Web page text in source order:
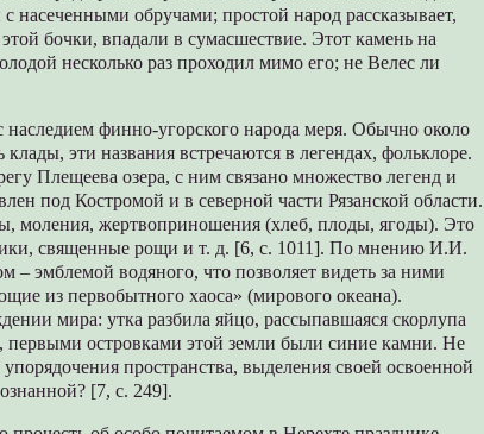
насеченными обручами; простой народ рассказывает,
бочки, впадали в сумасшествие. Этот камень на
несколько раз проходил мимо его; не Велес ли
финно-угорского народа меря. Обычно около
эти названия встречаются в легендах, фольклоре.
Плещеева озера, с ним связано множество легенд и
под Костромой и в северной части Рязанской области.
моления, жертвоприношения (хлеб, плоды, ягоды). Это
священные рощи и т. д. [6, с. 1011]. По мнению И.И.
– эмблемой водяного, что позволяет видеть за ними
из первобытного хаоса» (мирового океана).
мира: утка разбила яйцо, рассыпавшаяся скорлупа
островками этой земли были синие камни. Не
пространства, выделения своей освоенной
[7, с. 249].